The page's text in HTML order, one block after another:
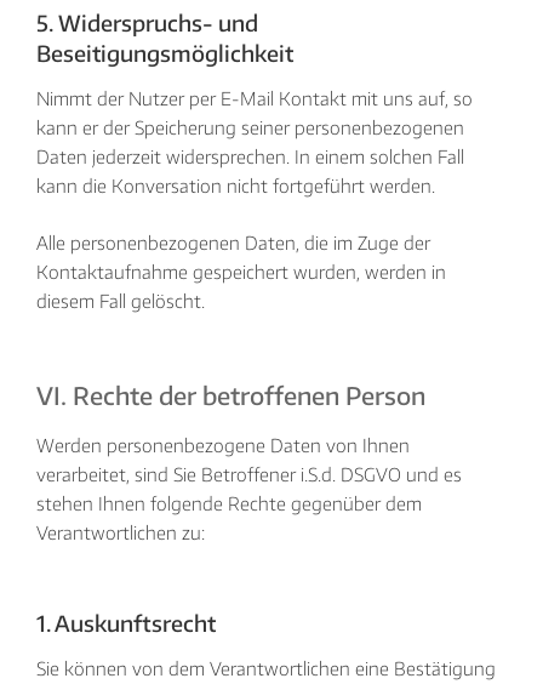
5. Widerspruchs- und
Beseitigungsmöglichkeit
Nimmt der Nutzer per E-Mail Kontakt mit uns auf, so
kann er der Speicherung seiner personenbezogenen
Daten jederzeit widersprechen. In einem solchen Fall
kann die Konversation nicht fortgeführt werden.
Alle personenbezogenen Daten, die im Zuge der
Kontaktaufnahme gespeichert wurden, werden in
diesem Fall gelöscht.
VI. Rechte der betroffenen Person
Werden personenbezogene Daten von Ihnen
verarbeitet, sind Sie Betroffener i.S.d. DSGVO und es
stehen Ihnen folgende Rechte gegenüber dem
Verantwortlichen zu:
1. Auskunftsrecht
Sie können von dem Verantwortlichen eine Bestätigung